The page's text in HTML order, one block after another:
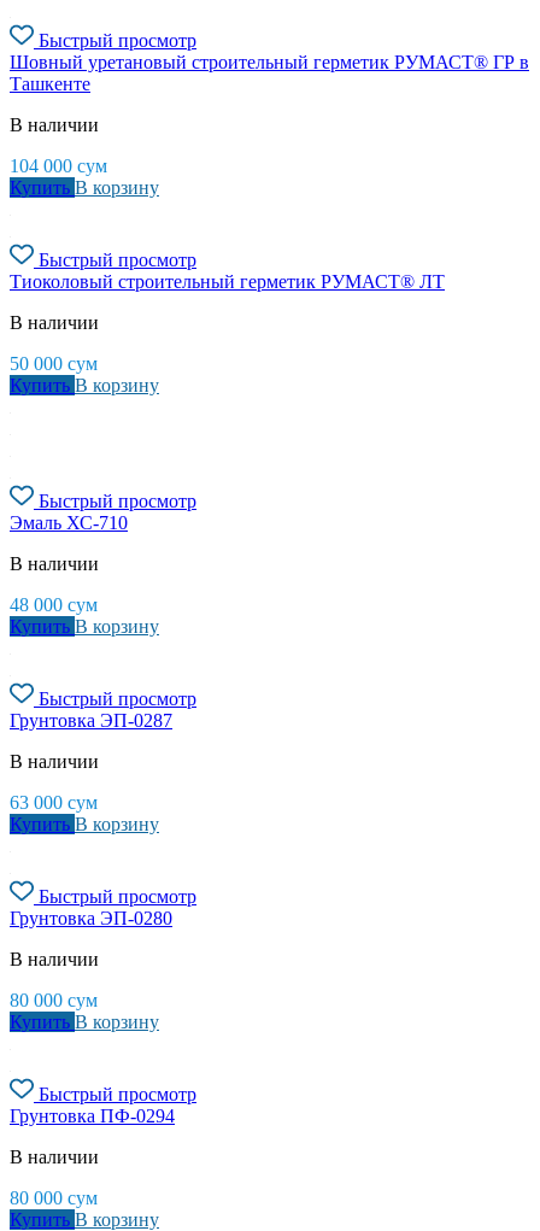
Быстрый просмотр
Шовный уретановый строительный герметик РУМАСТ® ГР в
Ташкенте
В наличии
104 000 сум
Купить В корзину
Быстрый просмотр
Тиоколовый строительный герметик РУМАСТ® ЛТ
В наличии
50 000 сум
Купить В корзину
Быстрый просмотр
Эмаль ХС-710
В наличии
48 000 сум
Купить В корзину
Быстрый просмотр
Грунтовка ЭП-0287
В наличии
63 000 сум
Купить В корзину
Быстрый просмотр
Грунтовка ЭП-0280
В наличии
80 000 сум
Купить В корзину
Быстрый просмотр
Грунтовка ПФ-0294
В наличии
80 000 сум
Купить В корзину